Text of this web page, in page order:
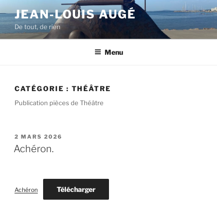
au
contenu
principal
JEAN-LOUIS AUGÉ
De tout, de rien
Menu
CATÉGORIE : THÉÂTRE
Publication pièces de Théâtre
PUBLIÉ
LE
2 MARS 2026
Achéron.
Achéron Télécharger